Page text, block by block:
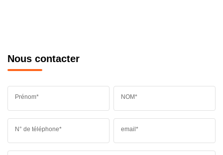
Nous contacter
Prénom* NOM*
N° de téléphone* email*